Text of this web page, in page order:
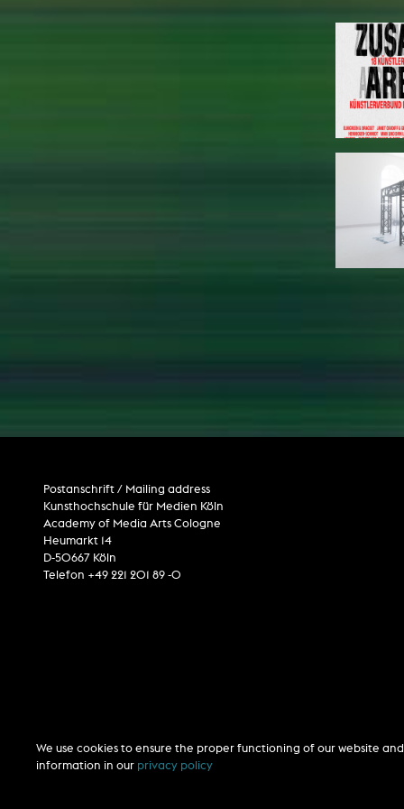
Postanschrift / Mailing address
Kunsthochschule für Medien Köln
Academy of Media Arts Cologne
Heumarkt 14
D-50667 Köln
Telefon +49 221 201 89 -0
We use cookies to ensure the proper functioning of our website
information in our privacy policy